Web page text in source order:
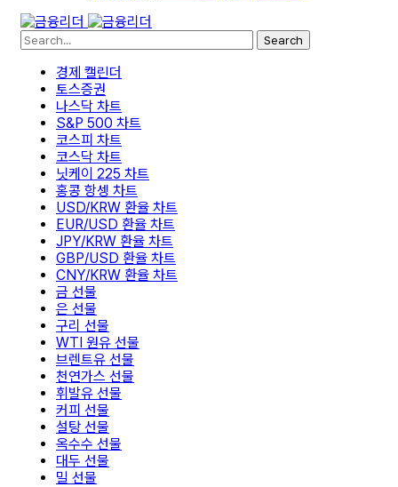
Search
경제 캘린더
토스증권
나스닥 차트
S&P 500 차트
코스피 차트
코스닥 차트
닛케이 225 차트
홍콩 항셍 차트
USD/KRW 환율 차트
EUR/USD 환율 차트
JPY/KRW 환율 차트
GBP/USD 환율 차트
CNY/KRW 환율 차트
금 선물
은 선물
구리 선물
WTI 원유 선물
브렌트유 선물
천연가스 선물
휘발유 선물
커피 선물
설탕 선물
옥수수 선물
대두 선물
밀 선물